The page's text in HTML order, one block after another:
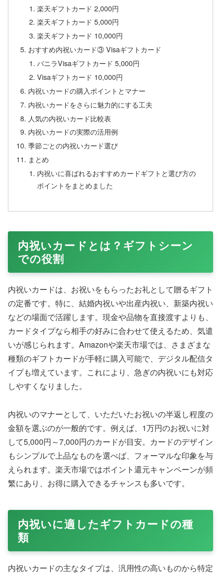
楽天ギフトカード 2,000円
楽天ギフトカード 5,000円
楽天ギフトカード 10,000円
おすすめ内祝いカード③ Visaギフトカード
バニラVisaギフトカード 5,000円
Visaギフトカード 10,000円
内祝いカードの購入ポイントとマナー
内祝いカードをさらに魅力的にする工夫
人気の内祝いカード比較表
内祝いカードの実際の活用例
季節ごとの内祝いカード選び
まとめ
内祝いに喜ばれるおすすめカードギフトと選び方の
ポイントをまとめました
内祝いカードとは？ギフトシーン
での役割
内祝いカードは、お祝いをもらったお礼として贈るギフト
の定番です。特に、結婚内祝いや出産内祝い、新築内祝い
などの場面で活躍します。現金や品物を直接渡すよりも、
カードタイプなら相手の好みに合わせて使えるため、気遣
いが感じられます。Amazonや楽天市場では、さまざまな
種類のギフトカードが手軽に購入可能で、デジタル配信タ
イプも増えています。これにより、急ぎの内祝いにも対応
しやすくなりました。
内祝いのマナーとして、いただいたお祝いの半返し程度の
金額を選ぶのが一般的です。例えば、1万円のお祝いに対
して5,000円～7,000円のカードが目安。カードのデザイン
もシンプルで上品なものを選べば、フォーマルな印象を与
えられます。楽天市場ではポイント還元キャンペーンが頻
繁にあり、お得に購入できるチャンスも多いです。
内祝いに適したギフトカードの種
類
内祝いカードの主なタイプは、汎用性の高いものから特定